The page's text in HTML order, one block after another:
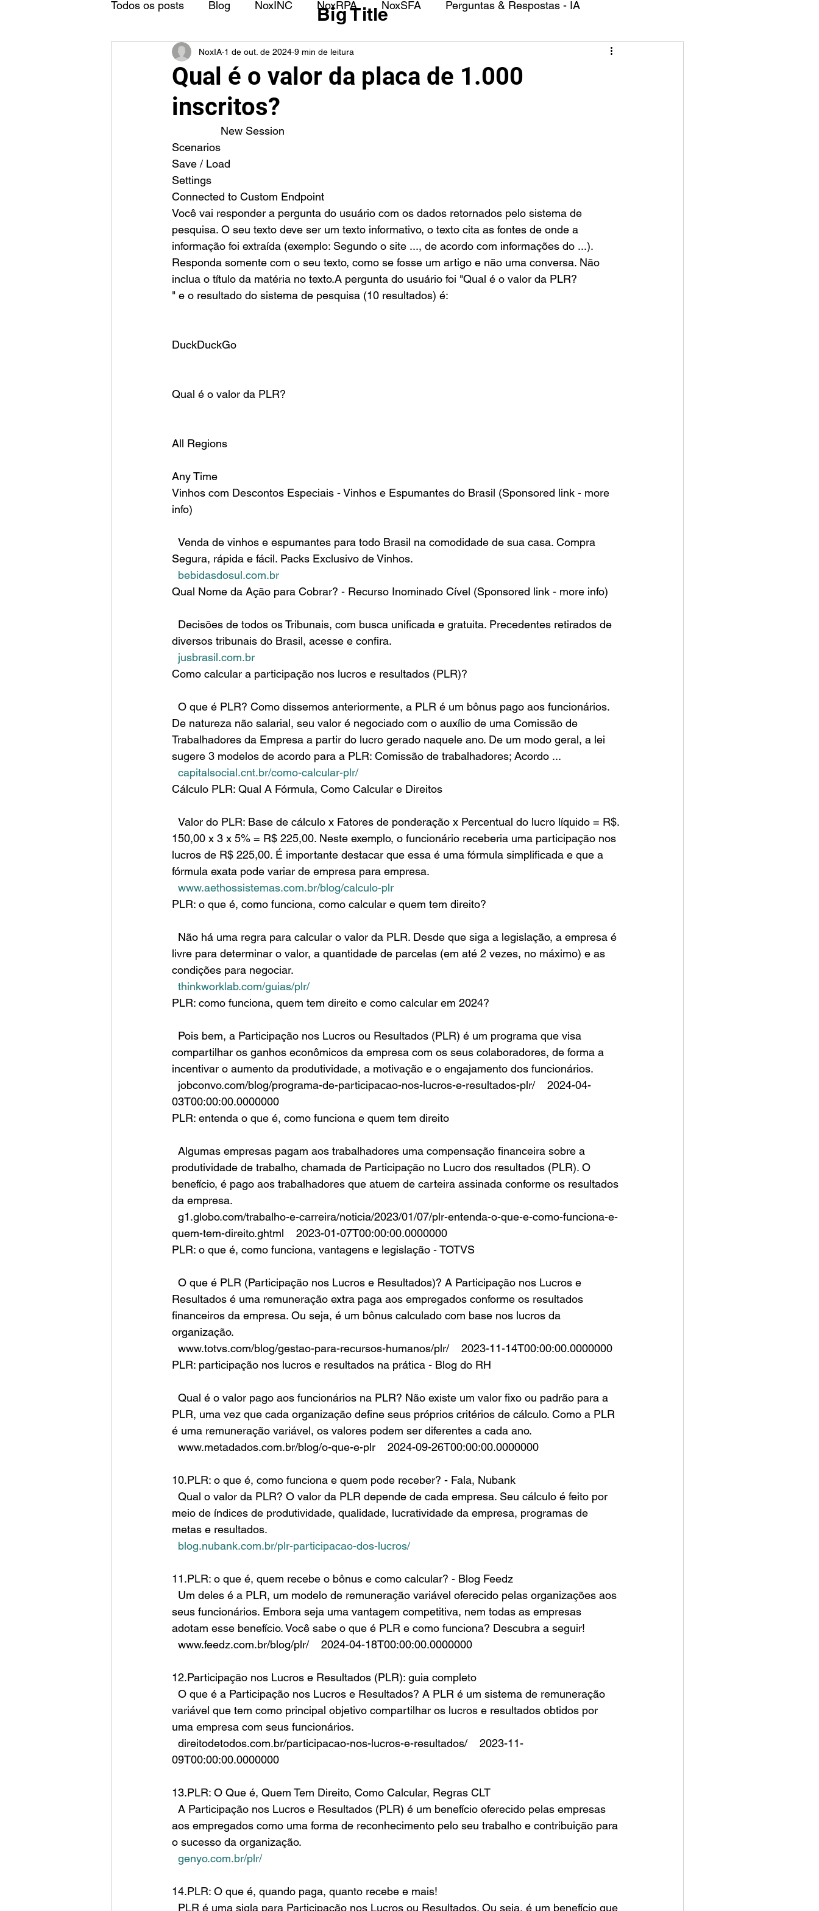
Todos os posts Blog NoxINC NoxRPA NoxSFA Perguntas & Respostas - IA
Qual é o valor da placa de 1.000
inscritos?
NoxIA 1 de out. de 2024 9 min de leitura
		New Session
Scenarios
Save / Load
Settings
Connected to Custom Endpoint
Você vai responder a pergunta do usuário com os dados retornados pelo sistema de
pesquisa. O seu texto deve ser um texto informativo, o texto cita as fontes de onde a
informação foi extraída (exemplo: Segundo o site ..., de acordo com informações do ...).
Responda somente com o seu texto, como se fosse um artigo e não uma conversa. Não
inclua o título da matéria no texto.A pergunta do usuário foi "Qual é o valor da PLR?
" e o resultado do sistema de pesquisa (10 resultados) é:
DuckDuckGo
Qual é o valor da PLR?
All Regions
Any Time
Vinhos com Descontos Especiais - Vinhos e Espumantes do Brasil (Sponsored link - more
info)
Segura, rápida e fácil. Packs Exclusivo de Vinhos.
bebidasdosul.com.br
Qual Nome da Ação para Cobrar? - Recurso Inominado Cível (Sponsored link - more info)
diversos tribunais do Brasil, acesse e confira.
jusbrasil.com.br
Como calcular a participação nos lucros e resultados (PLR)?
De natureza não salarial, seu valor é negociado com o auxílio de uma Comissão de
Trabalhadores da Empresa a partir do lucro gerado naquele ano. De um modo geral, a lei
sugere 3 modelos de acordo para a PLR: Comissão de trabalhadores; Acordo ...
capitalsocial.cnt.br/como-calcular-plr/
Cálculo PLR: Qual A Fórmula, Como Calcular e Direitos
150,00 x 3 x 5% = R$ 225,00. Neste exemplo, o funcionário receberia uma participação nos
lucros de R$ 225,00. É importante destacar que essa é uma fórmula simplificada e que a
fórmula exata pode variar de empresa para empresa.
www.aethossistemas.com.br/blog/calculo-plr
PLR: o que é, como funciona, como calcular e quem tem direito?
livre para determinar o valor, a quantidade de parcelas (em até 2 vezes, no máximo) e as
condições para negociar.
thinkworklab.com/guias/plr/
PLR: como funciona, quem tem direito e como calcular em 2024?
compartilhar os ganhos econômicos da empresa com os seus colaboradores, de forma a
incentivar o aumento da produtividade, a motivação e o engajamento dos funcionários.
03T00:00:00.0000000
PLR: entenda o que é, como funciona e quem tem direito
produtividade de trabalho, chamada de Participação no Lucro dos resultados (PLR). O
benefício, é pago aos trabalhadores que atuem de carteira assinada conforme os resultados
da empresa.
quem-tem-direito.ghtml    2023-01-07T00:00:00.0000000
PLR: o que é, como funciona, vantagens e legislação - TOTVS
Resultados é uma remuneração extra paga aos empregados conforme os resultados
financeiros da empresa. Ou seja, é um bônus calculado com base nos lucros da
organização.
  www.totvs.com/blog/gestao-para-recursos-humanos/plr/    2023-11-14T00:00:00.0000000
PLR: participação nos lucros e resultados na prática - Blog do RH
PLR, uma vez que cada organização define seus próprios critérios de cálculo. Como a PLR
é uma remuneração variável, os valores podem ser diferentes a cada ano.
  www.metadados.com.br/blog/o-que-e-plr    2024-09-26T00:00:00.0000000
10.PLR: o que é, como funciona e quem pode receber? - Fala, Nubank
meio de índices de produtividade, qualidade, lucratividade da empresa, programas de
metas e resultados.
blog.nubank.com.br/plr-participacao-dos-lucros/
11.PLR: o que é, quem recebe o bônus e como calcular? - Blog Feedz
seus funcionários. Embora seja uma vantagem competitiva, nem todas as empresas
adotam esse benefício. Você sabe o que é PLR e como funciona? Descubra a seguir!
  www.feedz.com.br/blog/plr/    2024-04-18T00:00:00.0000000
12.Participação nos Lucros e Resultados (PLR): guia completo
variável que tem como principal objetivo compartilhar os lucros e resultados obtidos por
uma empresa com seus funcionários.
09T00:00:00.0000000
13.PLR: O Que é, Quem Tem Direito, Como Calcular, Regras CLT
aos empregados como uma forma de reconhecimento pelo seu trabalho e contribuição para
o sucesso da organização.
genyo.com.br/plr/
14.PLR: O que é, quando paga, quanto recebe e mais!
Big Title